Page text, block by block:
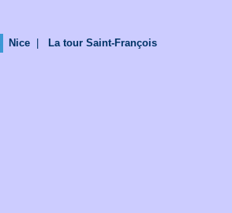
Nice La tour Saint-François